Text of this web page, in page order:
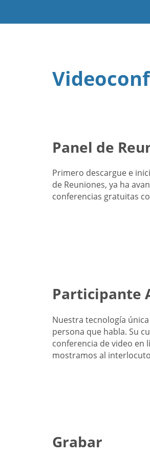
Panel de
Primero descargue e
de Reuniones, ya ha
conferencias gratuitas
Participante
Nuestra tecnología
persona que habla. Su
conferencia de video en
mostramos al
Grabar